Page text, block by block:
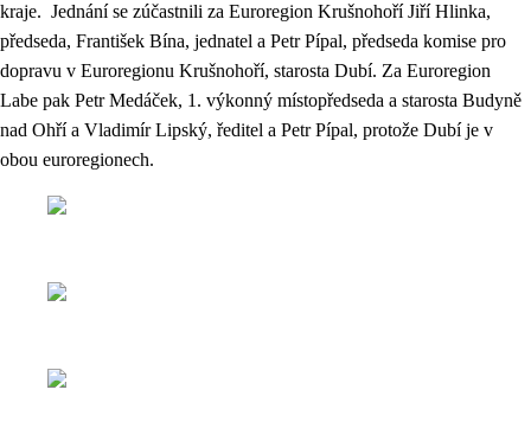
kraje. Jednání se zúčastnili za Euroregion Krušnohoří Jiří Hlinka,
předseda, František Bína, jednatel a Petr Pípal, předseda komise pro
dopravu v Euroregionu Krušnohoří, starosta Dubí. Za Euroregion
Labe pak Petr Medáček, 1. výkonný místopředseda a starosta Budyně
nad Ohří a Vladimír Lipský, ředitel a Petr Pípal, protože Dubí je v
obou euroregionech.